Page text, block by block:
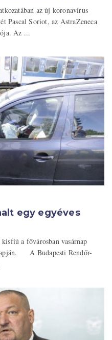
az új koronavírus
Pascal Soriot, az AstraZeneca
Az ...
egy egyéves
a fővárosban vasárnap
A Budapesti Rendőr-